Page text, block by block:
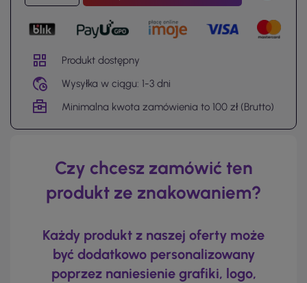
Produkt dostępny
Wysyłka w ciągu: 1-3 dni
Minimalna kwota zamówienia to 100 zł (Brutto)
Czy chcesz zamówić ten
produkt ze znakowaniem?
Każdy produkt z naszej oferty może
być dodatkowo personalizowany
poprzez naniesienie grafiki, logo,